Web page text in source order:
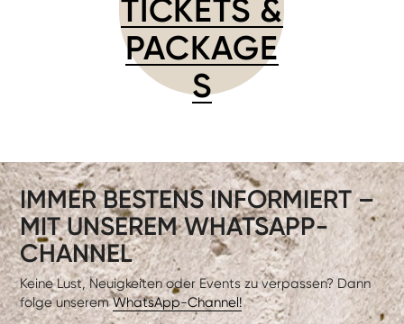
TICKETS &
PACKAGE
S
IMMER BESTENS INFORMIERT –
MIT UNSEREM WHATSAPP-
CHANNEL
Keine Lust, Neuigkeiten oder Events zu verpassen? Dann
folge unseremWhatsApp-Channel!